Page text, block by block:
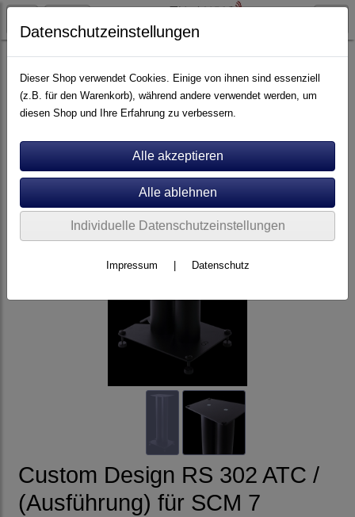
Artikel nach Marken A - E ATC
Custom Design RS 302 ATC /
(Ausführung) für SCM 7
Datenschutzeinstellungen
Dieser Shop verwendet Cookies. Einige von ihnen sind essenziell
(z.B. für den Warenkorb), während andere verwendet werden, um
diesen Shop und Ihre Erfahrung zu verbessern.
Individuelle Datenschutzeinstellungen
Impressum Datenschutz